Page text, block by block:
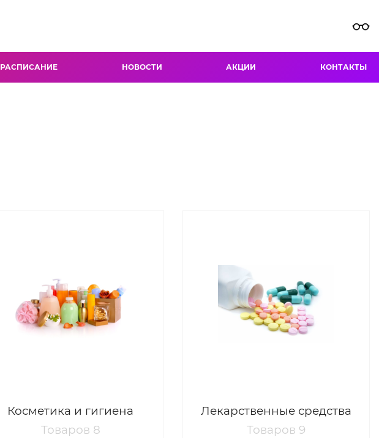
РАСПИСАНИЕ НОВОСТИ АКЦИИ КОНТАКТЫ
Косметика и гигиена
Товаров 8
Лекарственные средства
Товаров 9